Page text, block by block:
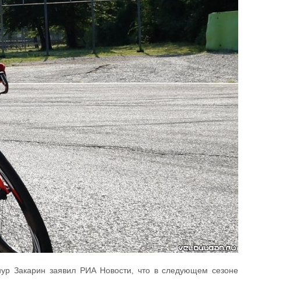
Закарин заявил РИА Новости, что в следующем сезоне